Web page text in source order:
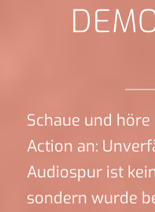
Schaue und
Action an:
Audiospur ist
sondern wurde